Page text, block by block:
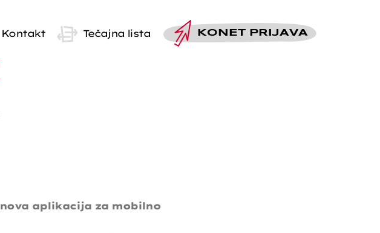
Kontakt Tečajna lista KO NET PRIJAVA
nova aplikacija za mobilno